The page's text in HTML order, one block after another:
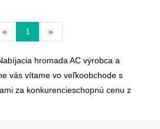
« 1 »
hromada AC výrobca a
vás vítame vo veľkoobchode s
za konkurencieschopnú cenu z